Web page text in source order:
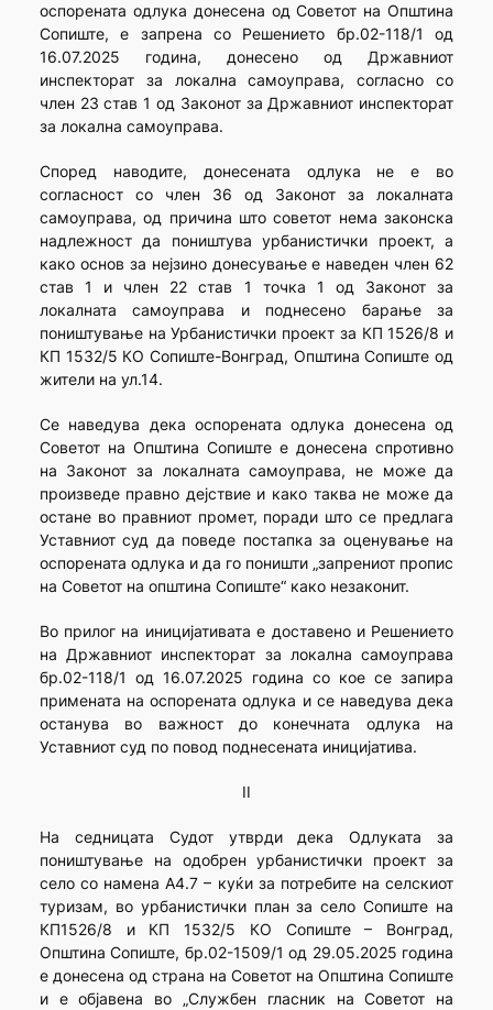
оспорената одлука донесена од Советот на Општина
Сопиште, е запрена со Решението бр.02-118/1 од
16.07.2025 година, донесено од Државниот
инспекторат за локална самоуправа, согласно со
член 23 став 1 од Законот за Државниот инспекторат
за локална самоуправа.
Според наводите, донесената одлука не е во
согласност со член 36 од Законот за локалната
самоуправа, од причина што советот нема законска
надлежност да поништува урбанистички проект, а
како основ за нејзино донесување е наведен член 62
став 1 и член 22 став 1 точка 1 од Законот за
локалната самоуправа и поднесено барање за
поништување на Урбанистички проект за КП 1526/8 и
КП 1532/5 КО Сопиште-Вонград, Општина Сопиште од
жители на ул.14.
Се наведува дека оспорената одлука донесена од
Советот на Општина Сопиште е донесена спротивно
на Законот за локалната самоуправа, не може да
произведе правно дејствие и како таква не може да
остане во правниот промет, поради што се предлага
Уставниот суд да поведе постапка за оценување на
оспорената одлука и да го поништи „запрениот пропис
на Советот на општина Сопиште“ како незаконит.
Во прилог на иницијативата е доставено и Решението
на Државниот инспекторат за локална самоуправа
бр.02-118/1 од 16.07.2025 година со кое се запира
примената на оспорената одлука и се наведува дека
останува во важност до конечната одлука на
Уставниот суд по повод поднесената иницијатива.
II
На седницата Судот утврди дека Одлуката за
поништување на одобрен урбанистички проект за
село со намена А4.7 – куќи за потребите на селскиот
туризам, во урбанистички план за село Сопиште на
КП1526/8 и КП 1532/5 КО Сопиште – Вонград,
Општина Сопиште, бр.02-1509/1 од 29.05.2025 година
е донесена од страна на Советот на Општина Сопиште
и е објавена во „Службен гласник на Советот на